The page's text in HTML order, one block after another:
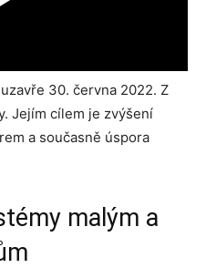
30. června 2022. Z
Jejím cílem je zvýšení
a současně úspora
malým a